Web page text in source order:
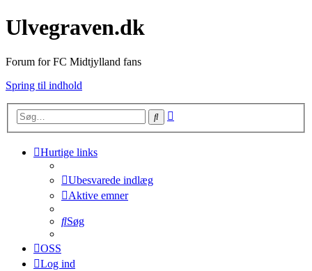
Ulvegraven.dk
Forum for FC Midtjylland fans
Spring til indhold
Søg
Hurtige links
Ubesvarede indlæg
Aktive emner
Søg
OSS
Log ind